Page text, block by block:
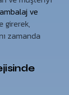
ve
girerek,
zamanda